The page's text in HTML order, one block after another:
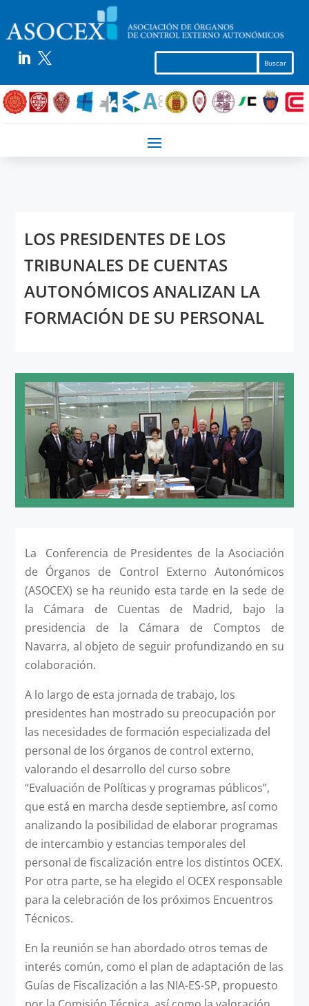
 
LOS PRESIDENTES DE LOS
TRIBUNALES DE CUENTAS
AUTONÓMICOS ANALIZAN LA
FORMACIÓN DE SU PERSONAL
La Conferencia de Presidentes de la Asociación
de Órganos de Control Externo Autonómicos
(ASOCEX) se ha reunido esta tarde en la sede de
la Cámara de Cuentas de Madrid, bajo la
presidencia de la Cámara de Comptos de
Navarra, al objeto de seguir profundizando en su
colaboración.
A lo largo de esta jornada de trabajo, los
presidentes han mostrado su preocupación por
las necesidades de formación especializada del
personal de los órganos de control externo,
valorando el desarrollo del curso sobre
“Evaluación de Políticas y programas públicos”,
que está en marcha desde septiembre, así como
analizando la posibilidad de elaborar programas
de intercambio y estancias temporales del
personal de fiscalización entre los distintos OCEX.
Por otra parte, se ha elegido el OCEX responsable
para la celebración de los próximos Encuentros
Técnicos.
En la reunión se han abordado otros temas de
interés común, como el plan de adaptación de las
Guías de Fiscalización a las NIA-ES-SP, propuesto